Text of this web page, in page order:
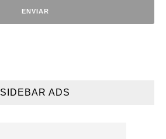
SIDEBAR ADS